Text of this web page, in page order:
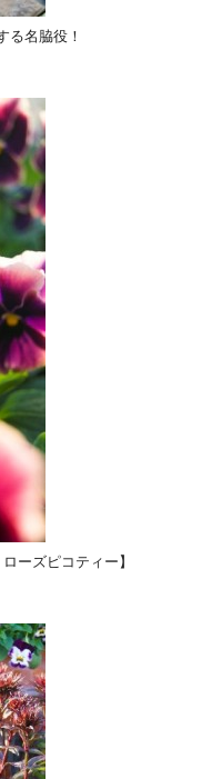
る名脇役！
ーズピコティー】